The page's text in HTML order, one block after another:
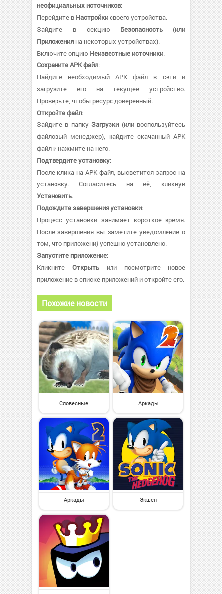
неофициальных источников:
Перейдите в Настройкисвоего устройства.
Зайдите в секцию Безопасность (или
Приложения на некоторых устройствах).
Включите опцию Неизвестные источники.
Сохраните APK файл:
Найдите необходимый APK файл в сети и
загрузите его на текущее устройство.
Проверьте, чтобы ресурс доверенный.
Откройте файл:
Зайдите в папкуЗагрузки (или воспользуйтесь
файловый менеджер), найдите скачанный APK
файл и нажмите на него.
Подтвердите установку:
После клика на APK файл, высветится запрос на
установку. Согласитесь на её, кликнув
Установить.
Подождите завершения установки:
Процесс установки занимает короткое время.
После завершения вы заметите уведомление о
том, что приложени} успешно установлено.
Запустите приложение:
Кликните Открыть или посмотрите новое
приложение в списке приложений и откройте его.
Похожие новости
Словесные Аркады
Аркады Экшен